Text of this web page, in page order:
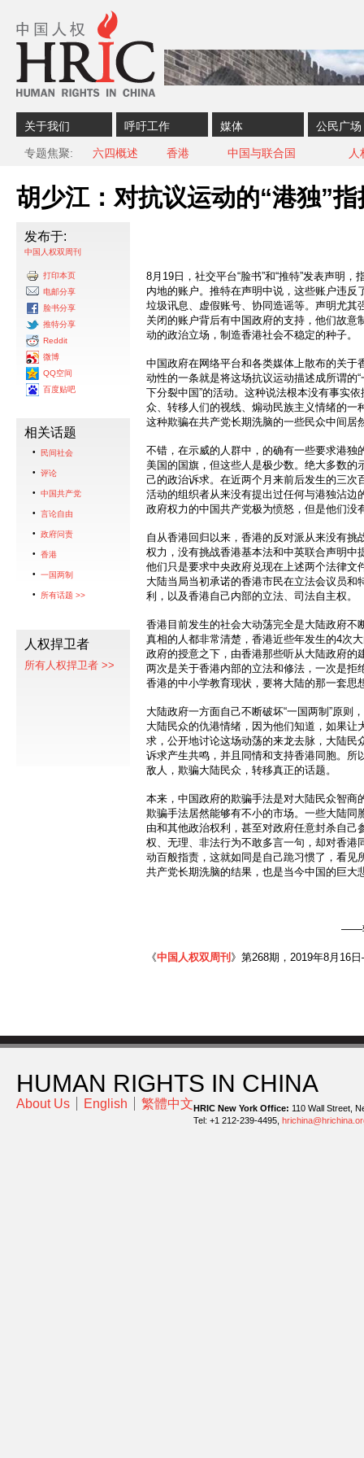
关于我们 呼吁工作 媒体 公民广场
专题焦聚 六四概述 香港 中国与联合国 人
胡少江：对抗议运动的“港独”
发布于:
中国人权双周刊
打印本页
电邮分享
脸书分享
推特分享
Reddit
微博
QQ空间
百度贴吧
相关话题
民间社会
评论
中国共产党
言论自由
政府问责
香港
一国两制
所有话题 >>
人权捍卫者
所有人权捍卫者 >>
8月19日，社交平台“脸书”和“推特”发表声明
内地的账户。推特在声明中说，这些账户违反
垃圾讯息、虚假账号、协同造谣等。声明尤其
关闭的账户背后有中国政府的支持，他们故意
动的政治立场，制造香港社会不稳定的种子。
中国政府在网络平台和各类媒体上散布的关于
动性的一条就是将这场抗议运动描述成所谓的
下分裂中国”的活动。这种说法根本没有事实
众、转移人们的视线、煽动民族主义情绪的一
这种欺骗在共产党长期洗脑的一些民众中间居
不错，在示威的人群中，的确有一些要求港独
美国的国旗，但这些人是极少数。绝大多数的
己的政治诉求。在近两个月来前后发生的三次
活动的组织者从来没有提出过任何与港独沾边
政府权力的中国共产党极为愤怒，但是他们没
自从香港回归以来，香港的反对派从来没有挑
权力，没有挑战香港基本法和中英联合声明中
他们只是要求中央政府兑现在上述两个法律文
大陆当局当初承诺的香港市民在立法会议员和
利，以及香港自己内部的立法、司法自主权。
香港目前发生的社会大动荡完全是大陆政府不
真相的人都非常清楚，香港近些年发生的4次
政府的授意之下，由香港那些听从大陆政府的
两次是关于香港内部的立法和修法，一次是拒
香港的中小学教育现状，要将大陆的那一套思
大陆政府一方面自己不断破坏“一国两制”原则
大陆民众的仇港情绪，因为他们知道，如果让
求，公开地讨论这场动荡的来龙去脉，大陆民
诉求产生共鸣，并且同情和支持香港同胞。所
敌人，欺骗大陆民众，转移真正的话题。
本来，中国政府的欺骗手法是对大陆民众智商
欺骗手法居然能够有不小的市场。一些大陆同
由和其他政治权利，甚至对政府任意封杀自己
权、无理、非法行为不敢多言一句，却对香港
动百般指责，这就如同是自己跪习惯了，看见
共产党长期洗脑的结果，也是当今中国的巨大
——
《中国人权双周刊 》第268期，2019年8月16
HUMAN RIGHTS IN CHINA
About Us English 繁體中文HRIC New York Office: 110 Wall Street,
Tel: +1 212-239-4495,